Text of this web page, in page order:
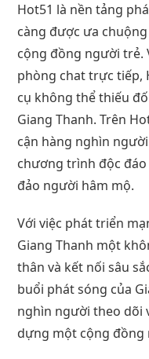
Hot51 là nền tảng
càng được ưa
cộng đồng người trẻ.
phòng chat trực tiếp,
cụ không thể thiếu
Giang Thanh. Trên
cận hàng nghìn
chương trình độc
đảo người hâm mộ.
Với việc phát triển
Giang Thanh một
thân và kết nối sâu
buổi phát sóng của
nghìn người theo dõi
dựng một cộng đồng